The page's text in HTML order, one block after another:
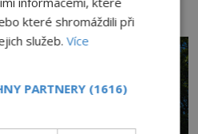
sadu pomerančovníků.
park navštíví
lidí ročně. A ač je
z
které shromáždili při
služeb.Více
PARTNERY (1616)